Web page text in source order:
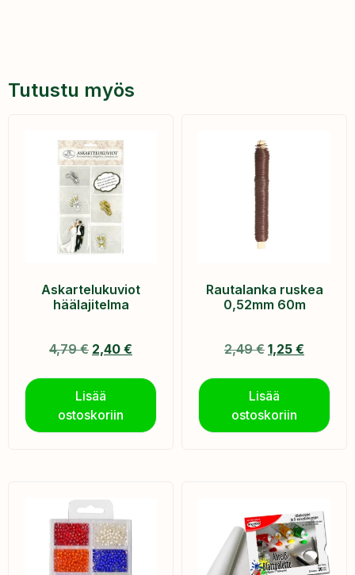
Tutustu myös
Askartelukuviot
häälajitelma
4,79€ 2,40 €
Lisää
ostoskoriin
Rautalanka ruskea
0,52mm 60m
2,49€ 1,25 €
Lisää
ostoskoriin